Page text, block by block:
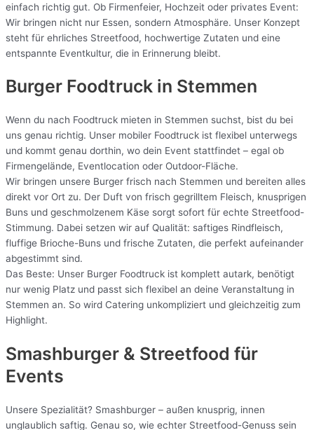
einfach richtig gut. Ob Firmenfeier, Hochzeit oder privates Event:
Wir bringen nicht nur Essen, sondern Atmosphäre. Unser Konzept
steht für ehrliches Streetfood, hochwertige Zutaten und eine
entspannte Eventkultur, die in Erinnerung bleibt.
Burger Foodtruck in Stemmen
Wenn du nach Foodtruck mieten in Stemmen suchst, bist du bei
uns genau richtig. Unser mobiler Foodtruck ist flexibel unterwegs
und kommt genau dorthin, wo dein Event stattfindet – egal ob
Firmengelände, Eventlocation oder Outdoor-Fläche.
Wir bringen unsere Burger frisch nach Stemmen und bereiten alles
direkt vor Ort zu. Der Duft von frisch gegrilltem Fleisch, knusprigen
Buns und geschmolzenem Käse sorgt sofort für echte Streetfood-
Stimmung. Dabei setzen wir auf Qualität: saftiges Rindfleisch,
fluffige Brioche-Buns und frische Zutaten, die perfekt aufeinander
abgestimmt sind.
Das Beste: Unser Burger Foodtruck ist komplett autark, benötigt
nur wenig Platz und passt sich flexibel an deine Veranstaltung in
Stemmen an. So wird Catering unkompliziert und gleichzeitig zum
Highlight.
Smashburger & Streetfood für
Events
Unsere Spezialität? Smashburger – außen knusprig, innen
unglaublich saftig. Genau so, wie echter Streetfood-Genuss sein